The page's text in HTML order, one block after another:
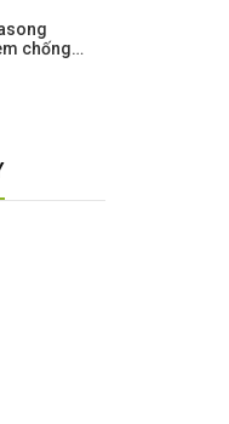
chống
mẫu mới,
giãn